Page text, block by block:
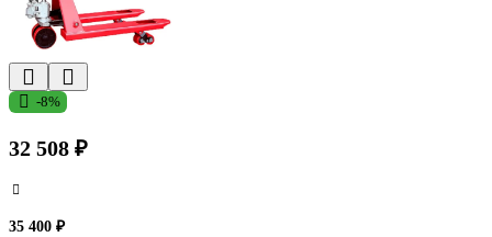
-8%
32 508 ₽
35 400 ₽